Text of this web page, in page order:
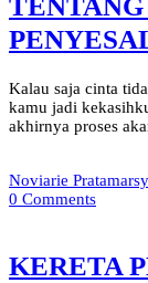
Kalau saja cinta
kamu jadi
akhirnya proses
Noviarie
0 Comments
KERETA